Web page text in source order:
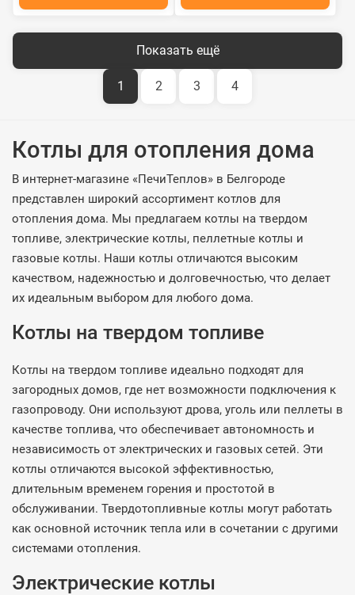
Показать ещё
1 2 3 4
Котлы для отопления дома
В интернет-магазине «ПечиТеплов» в Белгороде
представлен широкий ассортимент котлов для
отопления дома. Мы предлагаем котлы на твердом
топливе, электрические котлы, пеллетные котлы и
газовые котлы. Наши котлы отличаются высоким
качеством, надежностью и долговечностью, что делает
их идеальным выбором для любого дома.
Котлы на твердом топливе
Котлы на твердом топливе идеально подходят для
загородных домов, где нет возможности подключения к
газопроводу. Они используют дрова, уголь или пеллеты в
качестве топлива, что обеспечивает автономность и
независимость от электрических и газовых сетей. Эти
котлы отличаются высокой эффективностью,
длительным временем горения и простотой в
обслуживании. Твердотопливные котлы могут работать
как основной источник тепла или в сочетании с другими
системами отопления.
Электрические котлы